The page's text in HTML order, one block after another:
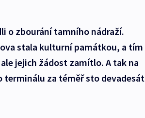
o zbourání tamního nádraží.
stala kulturní památkou, a tím
jejich žádost zamítlo. A tak na
terminálu za téměř sto devadesát